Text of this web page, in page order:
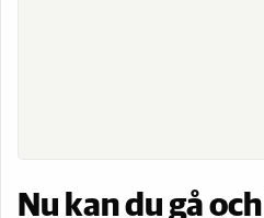
Nu kan du gå